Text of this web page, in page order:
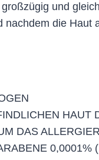
und
nachdem die Haut
HAUT
DAS
0,0001%